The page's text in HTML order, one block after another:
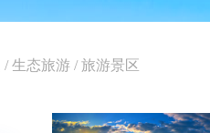
/生态旅游 /旅游景区